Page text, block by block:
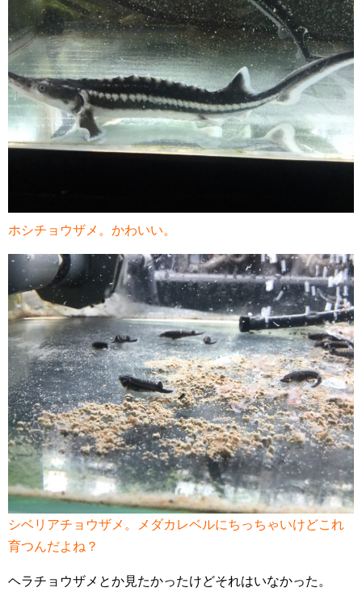
ホシチョウザメ。かわいい。
シベリアチョウザメ。メダカレベルにちっちゃいけどこれ
育つんだよね？
ヘラチョウザメとか見たかったけどそれはいなかった。